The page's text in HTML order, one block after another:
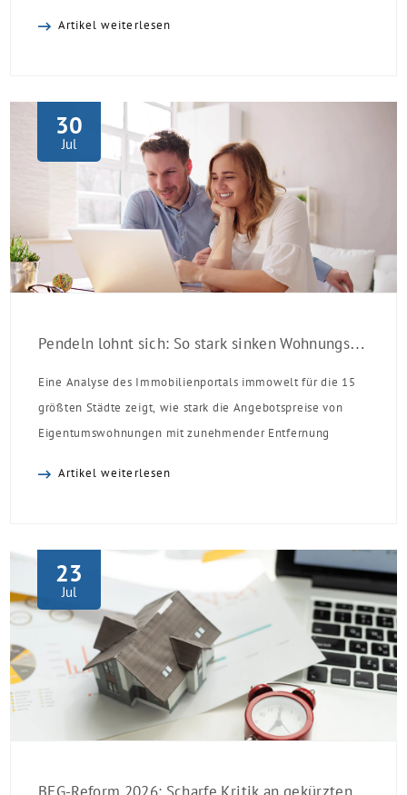
Einzelmaßnahmen […]
Artikel weiterlesen
30
Jul
Pendeln lohnt sich: So stark sinken Wohnungspreise im Umland
Eine Analyse des Immobilienportals immowelt für die 15
größten Städte zeigt, wie stark die Angebotspreise von
Eigentumswohnungen mit zunehmender Entfernung
Artikel weiterlesen
23
Jul
BEG-Reform 2026: Scharfe Kritik an gekürzten Sanierungsförderungen